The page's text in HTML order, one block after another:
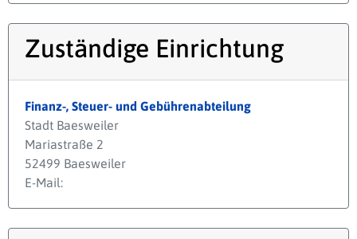
Zuständige Einrichtung
Finanz-, Steuer- und Gebührenabteilung
Stadt Baesweiler
Mariastraße 2
52499 Baesweiler
E-Mail: